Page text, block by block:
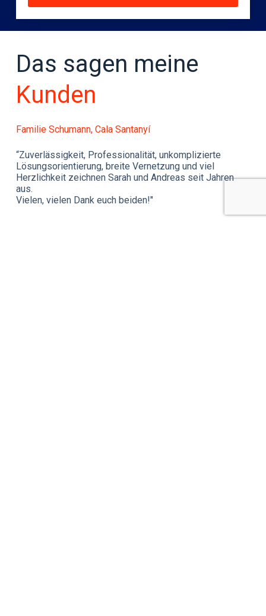
Das sagen meine
Kunden
Familie Schumann, Cala Santanyí
“Zuverlässigkeit, Professionalität, unkomplizierte
Lösungsorientierung, breite Vernetzung und viel
Herzlichkeit zeichnen Sarah und Andreas seit Jahren
aus.
Vielen, vielen Dank euch beiden!"